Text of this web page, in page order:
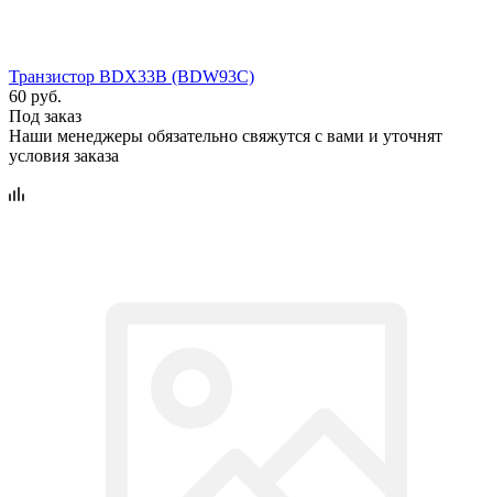
Транзистор BDX33B (BDW93C)
60 руб.
Под заказ
Наши менеджеры обязательно свяжутся с вами и уточнят
условия заказа